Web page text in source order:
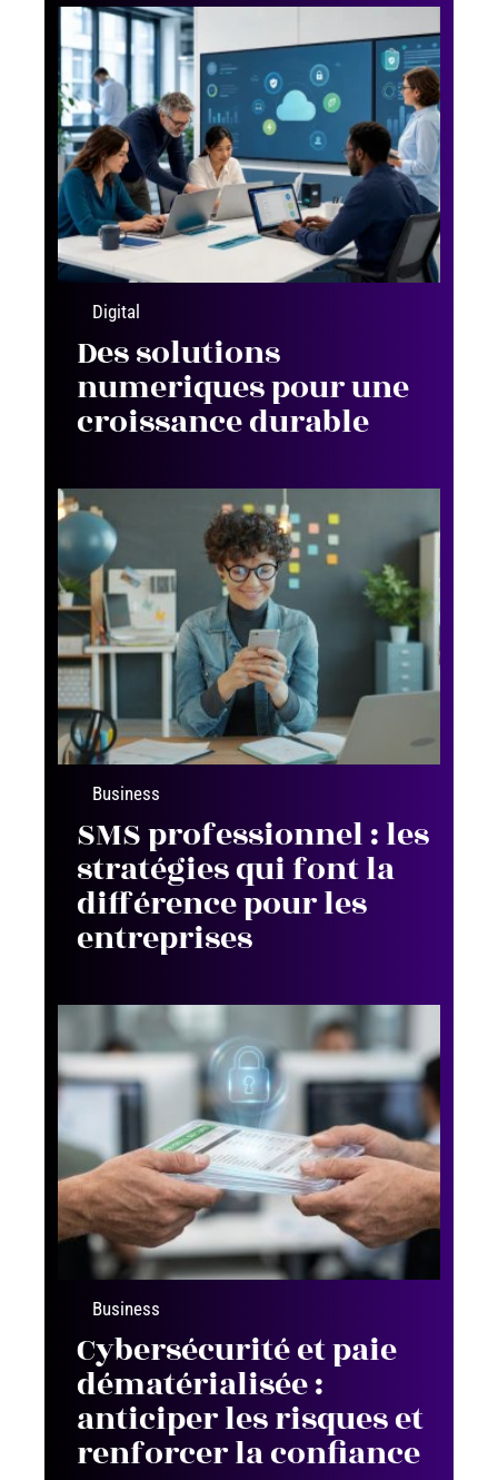
Digital
Des solutions
numeriques pour une
croissance durable
Business
SMS professionnel : les
stratégies qui font la
différence pour les
entreprises
Business
Cybersécurité et paie
dématérialisée :
anticiper les risques et
renforcer la confiance